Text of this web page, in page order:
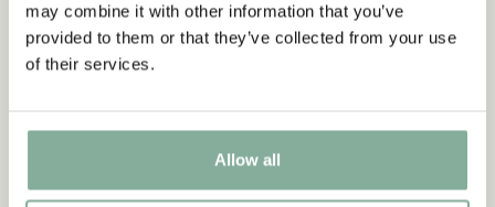
may combine it with other information that you’ve
provided to them or that they’ve collected from your use
of their services.
Allow all